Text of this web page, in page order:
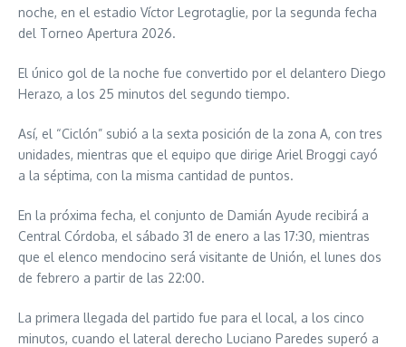
noche, en el estadio Víctor Legrotaglie, por la segunda fecha
del Torneo Apertura 2026.
El único gol de la noche fue convertido por el delantero Diego
Herazo, a los 25 minutos del segundo tiempo.
Así, el “Ciclón” subió a la sexta posición de la zona A, con tres
unidades, mientras que el equipo que dirige Ariel Broggi cayó
a la séptima, con la misma cantidad de puntos.
En la próxima fecha, el conjunto de Damián Ayude recibirá a
Central Córdoba, el sábado 31 de enero a las 17:30, mientras
que el elenco mendocino será visitante de Unión, el lunes dos
de febrero a partir de las 22:00.
La primera llegada del partido fue para el local, a los cinco
minutos, cuando el lateral derecho Luciano Paredes superó a